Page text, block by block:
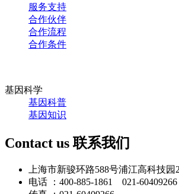
服务支持
合作伙伴
合作流程
合作条件
基因科学
基因科普
基因知识
Contact us联系我们
上海市新骏环路588号浦江高科技园
电话 ：400-885-1861 021-60409266